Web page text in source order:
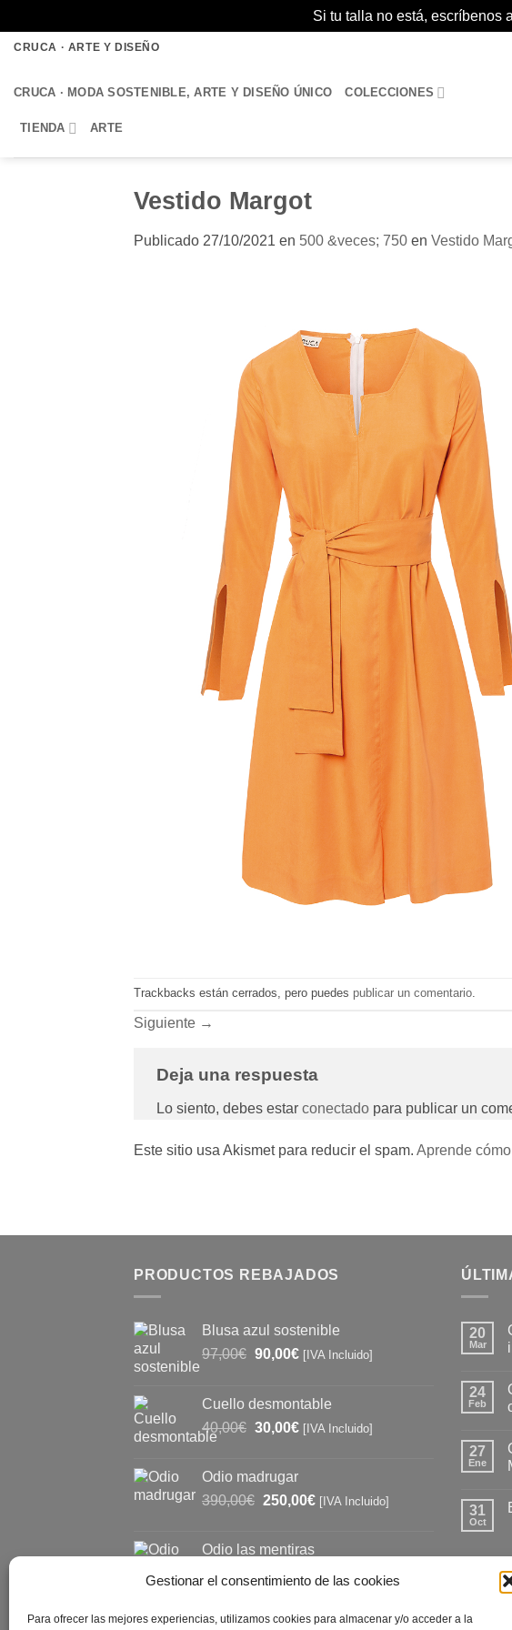
Gestionar el consentimiento de las cookies
Para ofrecer las mejores experiencias, utilizamos cookies para almacenar y/o acceder a la
Si tu talla no está, escríbenos
Saltar
contenido
CRUCA · ARTE Y DISEÑO
CRUCA · MODA SOSTENIBLE, ARTE Y DISEÑO ÚNICO COLECCIONES
TIENDA ARTE
Vestido Margot
Publicado 27/10/2021 en 500 &veces; 750 en Vestido
Trackbacks están cerrados, pero puedes publicar un comentario
Siguiente →
Deja una respuesta
Lo siento, debes estar conectado para publicar un
Este sitio usa Akismet para reducir el spam. Aprende
PRODUCTOS REBAJADOS
Blusa azul sostenible
97,00€ El
era:
97,00€.
90,00€El
es:
90,00€.
[IVA Incluido]
Cuello desmontable
40,00€ El
era:
40,00€.
30,00€El
30,00€.
[IVA Incluido]
Odio madrugar
390,00€ El
era:
390,00€.
250,00€El
es:
250,00€.
[IVA Incluido]
Odio las mentiras
310,00
El
250,00
El[IVA Incluido]
20
Mar
y
24
Feb
27
Ene
31
Oct